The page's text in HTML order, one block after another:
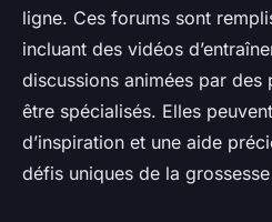
ligne. Ces forums sont
incluant des vidéos
discussions animées par des
être spécialisés. Elles
d’inspiration et une aide
défis uniques de la